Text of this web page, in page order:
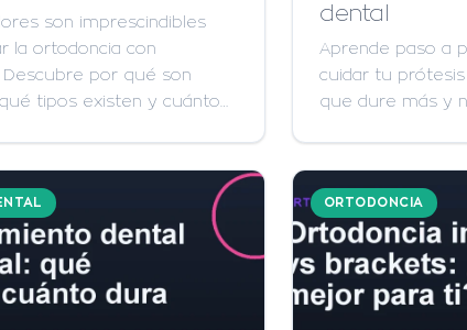
son imprescindibles
la ortodoncia con
Descubre por qué son
tipos existen y cuánto…
dental
Aprende paso a
cuidar tu
que dure más y
ORTODONCIA